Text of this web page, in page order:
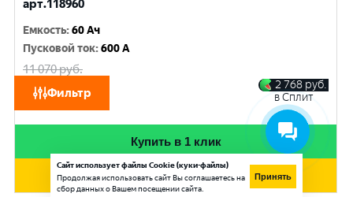
Фильтр
арт.118960
Емкость:60 Ач
Пусковой ток:600 A
11 070руб.
10 530руб. 2 768 руб.
в Сплит
Купить в 1 клик
Добавить в корзину
Сайт использует файлы Cookie (куки-файлы)
Продолжая использовать сайт Вы соглашаетесь на
сбор данных о Вашем посещении сайта.
Принять